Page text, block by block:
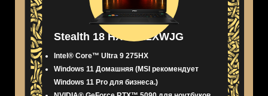
Stealth 18 HX AI A2XWJG
Intel® Core™ Ultra 9 275HX
Windows 11 Домашняя (MSI рекомендует
Windows 11 Pro для бизнеса.)